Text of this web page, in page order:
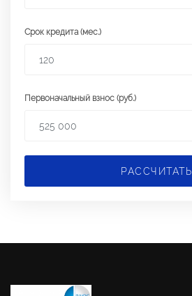
Срок кредита (мес.)
Первоначальный взнос (руб.)
РАССЧИТАТЬ